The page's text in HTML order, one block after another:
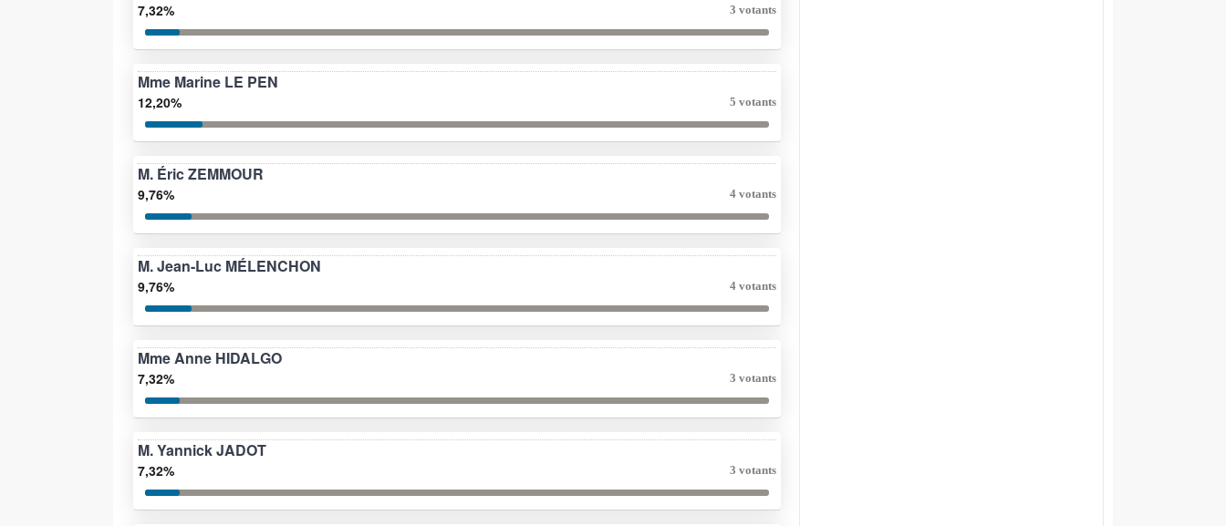
7,32% 3 votants
Mme Marine LE PEN
12,20% 5 votants
M. Éric ZEMMOUR
9,76% 4 votants
M. Jean-Luc MÉLENCHON
9,76% 4 votants
Mme Anne HIDALGO
7,32% 3 votants
M. Yannick JADOT
7,32% 3 votants